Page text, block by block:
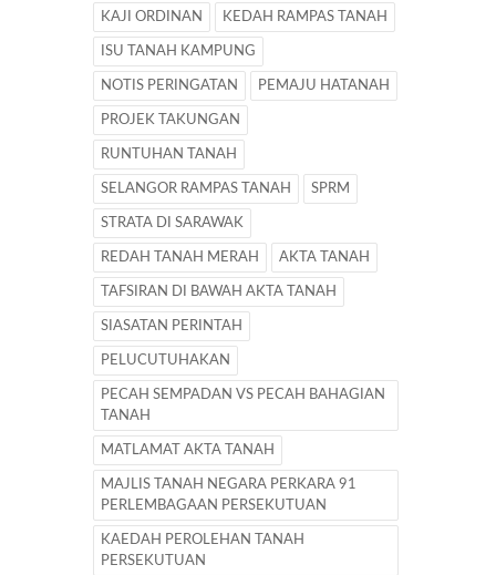
KAJI ORDINAN KEDAH RAMPAS TANAH
ISU TANAH KAMPUNG
NOTIS PERINGATAN PEMAJU HATANAH
PROJEK TAKUNGAN
RUNTUHAN TANAH
SELANGOR RAMPAS TANAH SPRM
STRATA DI SARAWAK
REDAH TANAH MERAH AKTA TANAH
TAFSIRAN DI BAWAH AKTA TANAH
SIASATAN PERINTAH
PELUCUTUHAKAN
PECAH SEMPADAN VS PECAH BAHAGIAN
TANAH
MATLAMAT AKTA TANAH
MAJLIS TANAH NEGARA PERKARA 91
PERLEMBAGAAN PERSEKUTUAN
KAEDAH PEROLEHAN TANAH
PERSEKUTUAN